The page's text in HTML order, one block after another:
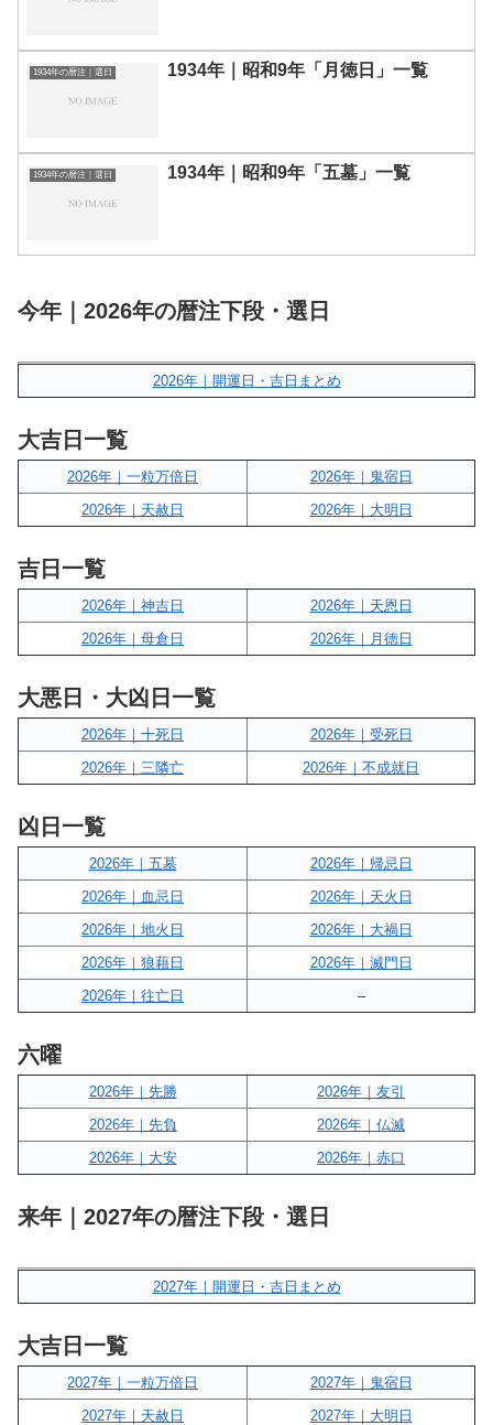
1934年の暦注｜選日 1934年｜昭和9年「月徳日」一覧
1934年の暦注｜選日 1934年｜昭和9年「五墓」一覧
今年｜2026年の暦注下段・選日
2026年｜開運日・吉日まとめ
大吉日一覧
2026年｜一粒万倍日
2026年｜鬼宿日
2026年｜天赦日
2026年｜大明日
吉日一覧
2026年｜神吉日
2026年｜天恩日
2026年｜母倉日
2026年｜月徳日
大悪日・大凶日一覧
2026年｜十死日
2026年｜受死日
2026年｜三隣亡
2026年｜不成就日
凶日一覧
2026年｜五墓
2026年｜帰忌日
2026年｜血忌日
2026年｜天火日
2026年｜地火日
2026年｜大禍日
2026年｜狼藉日
2026年｜滅門日
2026年｜往亡日
–
六曜
2026年｜先勝
2026年｜友引
2026年｜先負
2026年｜仏滅
2026年｜大安
2026年｜赤口
来年｜2027年の暦注下段・選日
2027年｜開運日・吉日まとめ
大吉日一覧
2027年｜一粒万倍日
2027年｜鬼宿日
2027年｜天赦日
2027年｜大明日